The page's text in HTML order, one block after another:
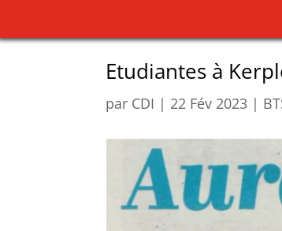
Etudiantes à
par CDI | 22 Fév 2023 |